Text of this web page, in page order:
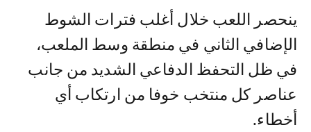
ينحصر اللعب خلال أغلب فترات الشوط
الإضافي الثاني في منطقة وسط الملعب،
في ظل التحفظ الدفاعي الشديد من جانب
عناصر كل منتخب خوفا من ارتكاب أي
أخطاء.